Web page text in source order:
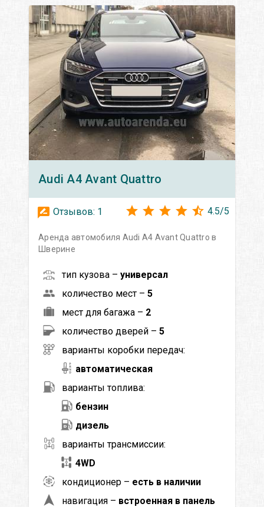
Audi A4 Avant Quattro
Отзывов: 1 4.5/5
Аренда автомобиля Audi A4 Avant Quattro в
Шверине
тип кузова – универсал
количество мест – 5
мест для багажа – 2
количество дверей – 5
варианты коробки передач:
автоматическая
варианты топлива:
бензин
дизель
варианты трансмиссии:
4WD
кондиционер – есть в наличии
навигация – встроенная в панель